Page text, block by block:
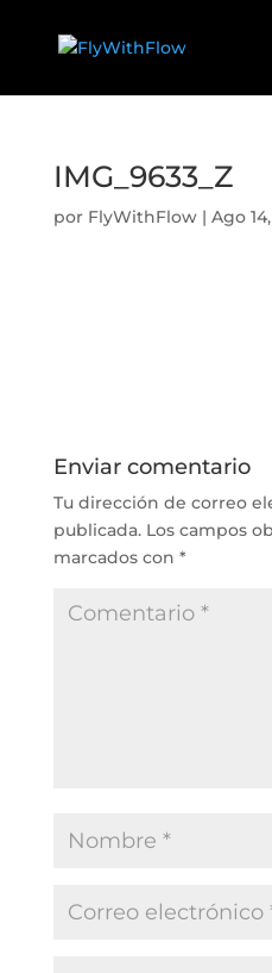
IMG_9633_Z
por FlyWithFlow| Ago
Enviar comentario
Tu dirección de correo
publicada. Los campos
marcados con *